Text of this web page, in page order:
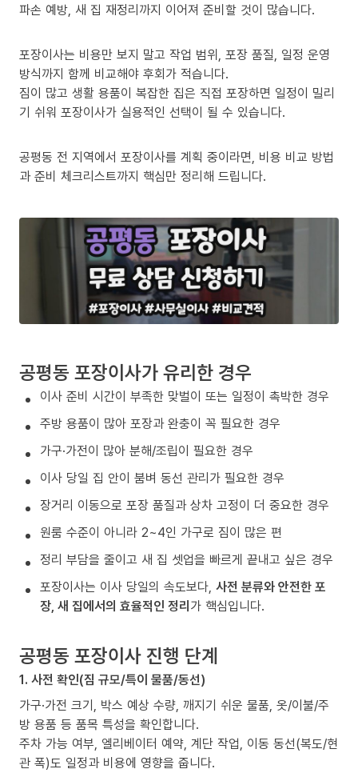
파손 예방, 새 집 재정리까지 이어져 준비할 것이 많습니다.
포장이사는 비용만 보지 말고 작업 범위, 포장 품질, 일정 운영
방식까지 함께 비교해야 후회가 적습니다.
짐이 많고 생활 용품이 복잡한 집은 직접 포장하면 일정이 밀리
기 쉬워 포장이사가 실용적인 선택이 될 수 있습니다.
공평동 전 지역에서 포장이사를 계획 중이라면, 비용 비교 방법
과 준비 체크리스트까지 핵심만 정리해 드립니다.
공평동 포장이사가 유리한 경우
이사 준비 시간이 부족한 맞벌이 또는 일정이 촉박한 경우
주방 용품이 많아 포장과 완충이 꼭 필요한 경우
가구·가전이 많아 분해/조립이 필요한 경우
이사 당일 집 안이 붐벼 동선 관리가 필요한 경우
장거리 이동으로 포장 품질과 상차 고정이 더 중요한 경우
원룸 수준이 아니라 2~4인 가구로 짐이 많은 편
정리 부담을 줄이고 새 집 셋업을 빠르게 끝내고 싶은 경우
포장이사는 이사 당일의 속도보다, 사전 분류와 안전한 포
장, 새 집에서의 효율적인 정리가 핵심입니다.
공평동 포장이사 진행 단계
1. 사전 확인(짐 규모/특이 물품/동선)
가구·가전 크기, 박스 예상 수량, 깨지기 쉬운 물품, 옷/이불/주
방 용품 등 품목 특성을 확인합니다.
주차 가능 여부, 엘리베이터 예약, 계단 작업, 이동 동선(복도/현
관 폭)도 일정과 비용에 영향을 줍니다.